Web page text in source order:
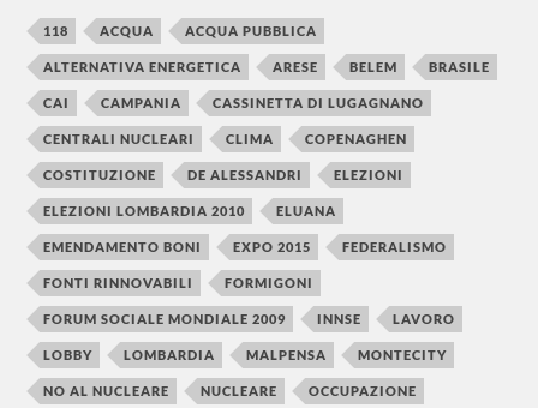
118 ACQUA ACQUA PUBBLICA
ALTERNATIVA ENERGETICA ARESE BELEM BRASILE
CAI CAMPANIA CASSINETTA DI LUGAGNANO
CENTRALI NUCLEARI CLIMA COPENAGHEN
COSTITUZIONE DE ALESSANDRI ELEZIONI
ELEZIONI LOMBARDIA 2010 ELUANA
EMENDAMENTO BONI EXPO 2015 FEDERALISMO
FONTI RINNOVABILI FORMIGONI
FORUM SOCIALE MONDIALE 2009 INNSE LAVORO
LOBBY LOMBARDIA MALPENSA MONTECITY
NO AL NUCLEARE NUCLEARE OCCUPAZIONE